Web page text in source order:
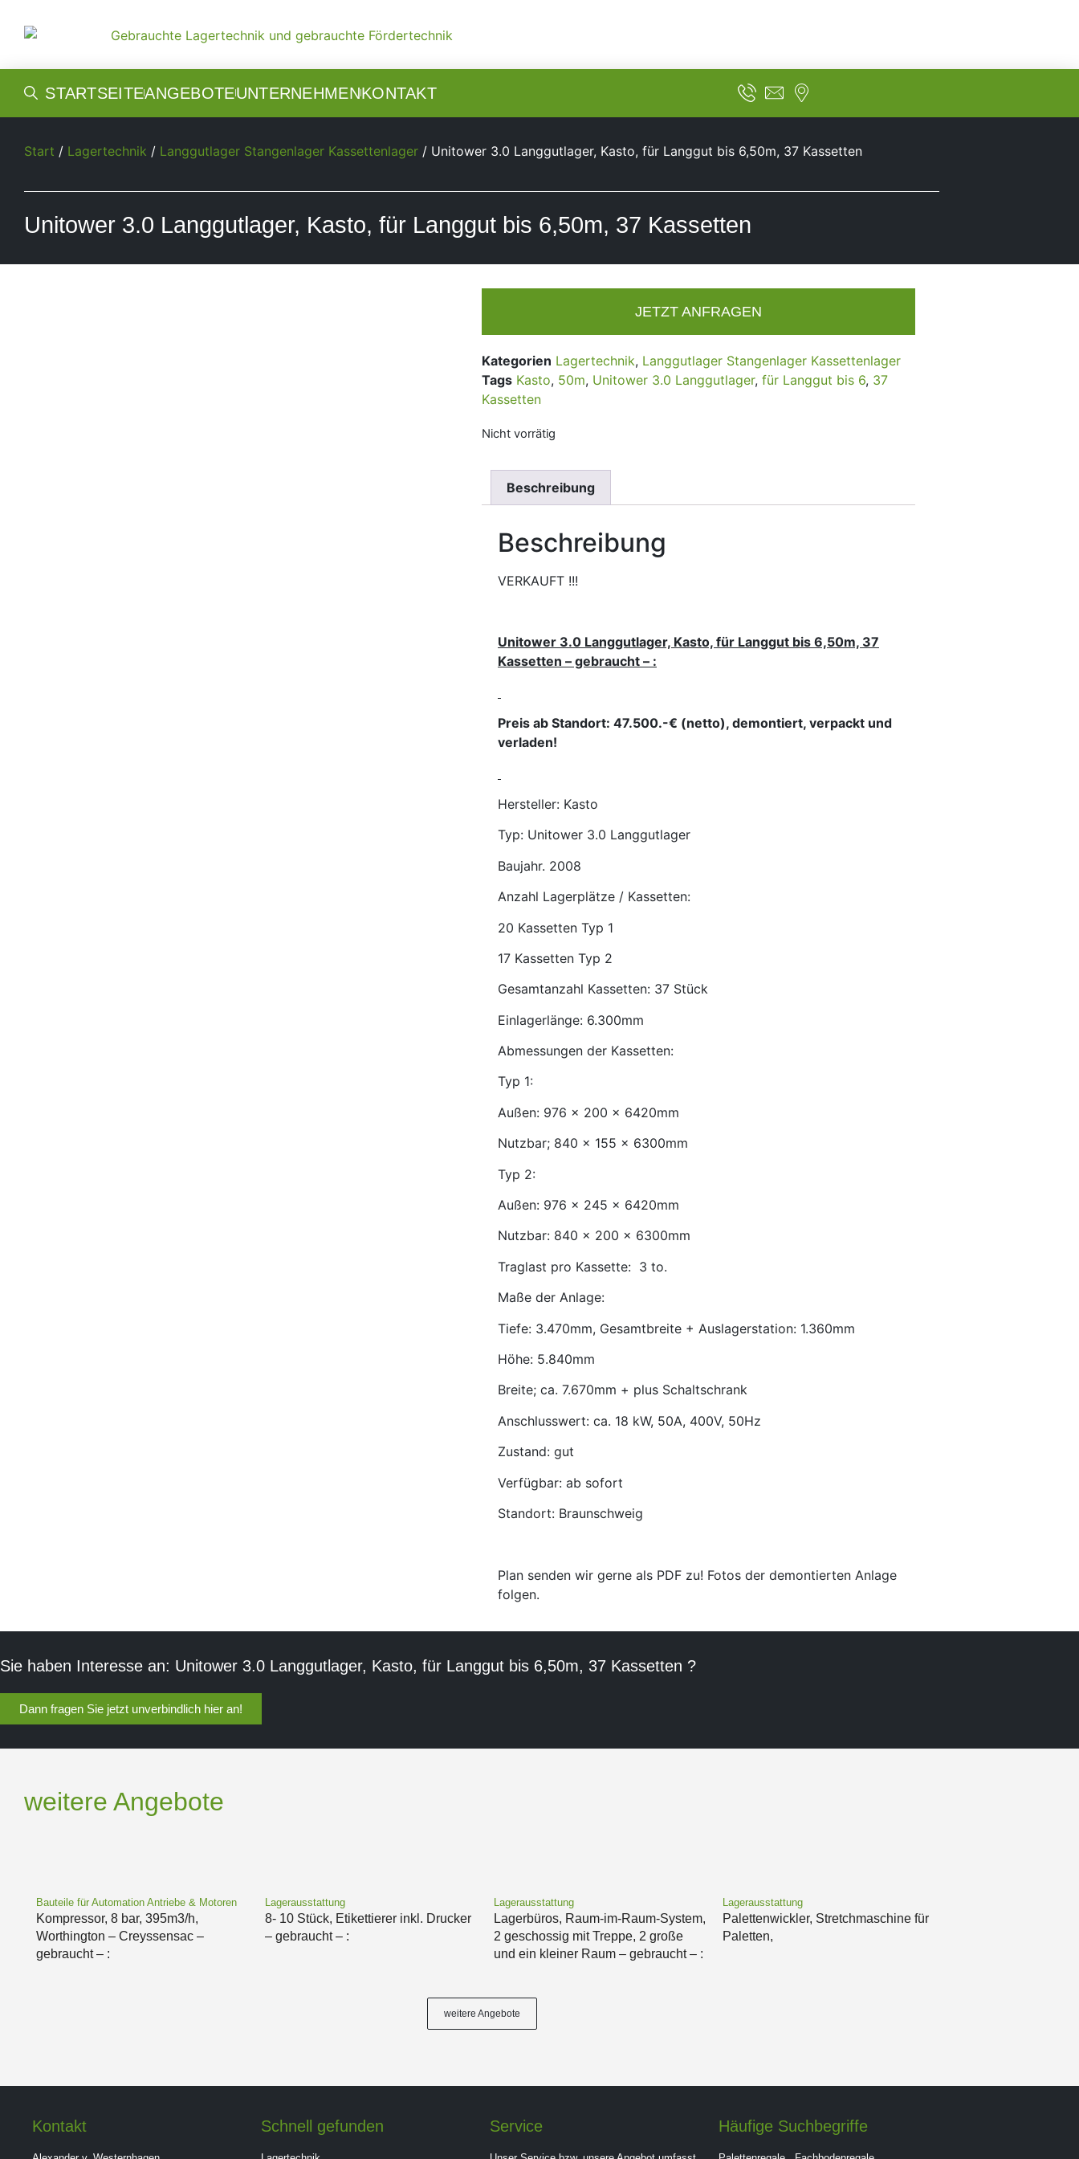
STARTSEITEANGEBOTEUNTERNEHMENKONTAKT
Start / Lagertechnik / Langgutlager Stangenlager Kassettenlager / Unitower 3.0 Langgutlager, Kasto, für Langgut bis 6,50m, 37 Kassetten
Unitower 3.0 Langgutlager, Kasto, für Langgut bis 6,50m, 37 Kassetten
JETZT ANFRAGEN
Kategorien Lagertechnik, Langgutlager Stangenlager Kassettenlager
Tags Kasto, 50m, Unitower 3.0 Langgutlager, für Langgut bis 6, 37
Kassetten
Nicht vorrätig
Beschreibung
Beschreibung
VERKAUFT !!!
Unitower 3.0 Langgutlager, Kasto, für Langgut bis 6,50m, 37
Kassetten – gebraucht – :
Preis ab Standort: 47.500.-€ (netto), demontiert, verpackt und
verladen!
Hersteller: Kasto
Typ: Unitower 3.0 Langgutlager
Baujahr. 2008
Anzahl Lagerplätze / Kassetten:
20 Kassetten Typ 1
17 Kassetten Typ 2
Gesamtanzahl Kassetten: 37 Stück
Einlagerlänge: 6.300mm
Abmessungen der Kassetten:
Typ 1:
Außen: 976 x 200 x 6420mm
Nutzbar; 840 x 155 x 6300mm
Typ 2:
Außen: 976 x 245 x 6420mm
Nutzbar: 840 x 200 x 6300mm
Traglast pro Kassette: 3 to.
Maße der Anlage:
Tiefe: 3.470mm, Gesamtbreite + Auslagerstation: 1.360mm
Höhe: 5.840mm
Breite; ca. 7.670mm + plus Schaltschrank
Anschlusswert: ca. 18 kW, 50A, 400V, 50Hz
Zustand: gut
Verfügbar: ab sofort
Standort: Braunschweig
Plan senden wir gerne als PDF zu! Fotos der demontierten Anlage
folgen.
Sie haben Interesse an: Unitower 3.0 Langgutlager, Kasto, für Langgut bis 6,50m, 37 Kassetten ?
Dann fragen Sie jetzt unverbindlich hier an!
weitere Angebote
Bauteile für Automation Antriebe & Motoren
Kompressor, 8 bar, 395m3/h,
Worthington – Creyssensac –
gebraucht – :
Lagerausstattung
8- 10 Stück, Etikettierer inkl. Drucker
– gebraucht – :
Lagerausstattung
Lagerbüros, Raum-im-Raum-System,
2 geschossig mit Treppe, 2 große
und ein kleiner Raum – gebraucht – :
Lagerausstattung
Palettenwickler, Stretchmaschine für
Paletten,
weitere Angebote
Kontakt Schnell gefunden Service Häufige Suchbegriffe